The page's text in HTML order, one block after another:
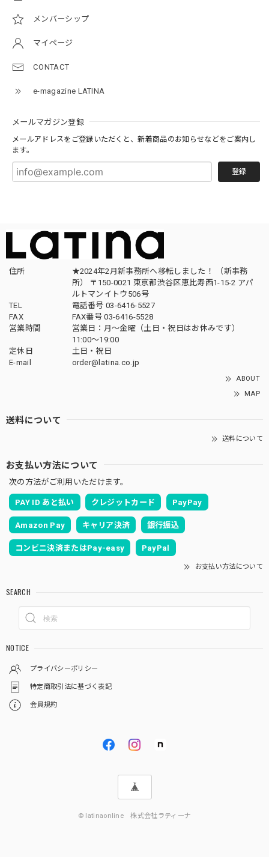
メンバーシップ
マイページ
CONTACT
e-magazine LATINA
メールマガジン登録
メールアドレスをご登録いただくと、新着商品のお知らせなどをご案内し
ます。
登録
住所
★2024年2月新事務所へ移転しました！ （新事務
所） 〒150-0021 東京都渋谷区恵比寿西1-15-2 アパ
ルトマンイトウ506号
TEL
電話番号 03-6416-5527
FAX
FAX番号 03-6416-5528
営業時間
営業日：月〜金曜（土日・祝日はお休みです）
11:00〜19:00
定休日
土日・祝日
E-mail
order@latina.co.jp
ABOUT
MAP
送料について
送料について
お支払い方法について
次の方法がご利用いただけます。
PAY ID あと払い クレジットカード PayPay
Amazon Pay キャリア決済 銀行振込
コンビニ決済またはPay-easy PayPal
お支払い方法について
SEARCH
NOTICE
プライバシーポリシー
特定商取引法に基づく表記
会員規約
© latinaonline 株式会社ラティーナ